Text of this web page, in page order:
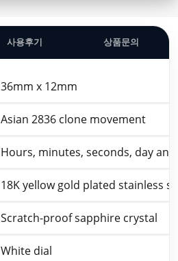
사용후기 상품문의
36mm x 12mm
Asian 2836 clone movement
Hours, minutes, seconds, day
18K yellow gold plated stainless
Scratch-proof sapphire crystal
White dial